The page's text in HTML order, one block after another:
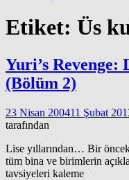
Etiket: Üs
Yuri’s
(Bölüm 2)
23 Nisan 200411 Şubat
tarafından
Lise yıllarından… Bir
tüm bina ve birimlerin
tavsiyeleri kaleme